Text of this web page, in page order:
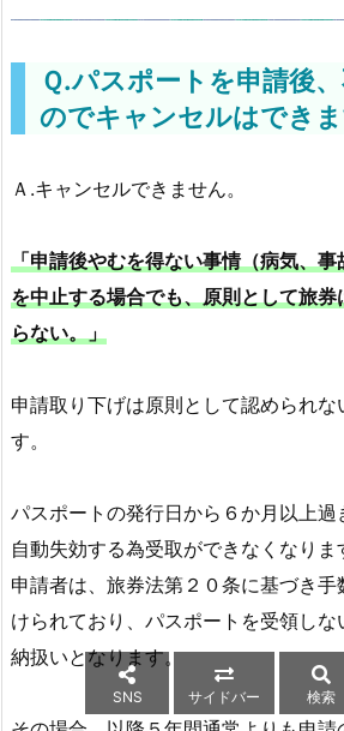
Ｑ.パスポートを申請後
のでキャンセルはでき
Ａ.キャンセルできません。
「申請後やむを得ない事情（病気、
を中止する場合でも、原則として旅
らない。」
申請取り下げは原則として認められな
す。
パスポートの発行日から６か月以上過
自動失効する為受取ができなくなり
申請者は、旅券法第２０条に基づき
けられており、パスポートを受領し
納扱いとなります。
SNS サイドバー 検索